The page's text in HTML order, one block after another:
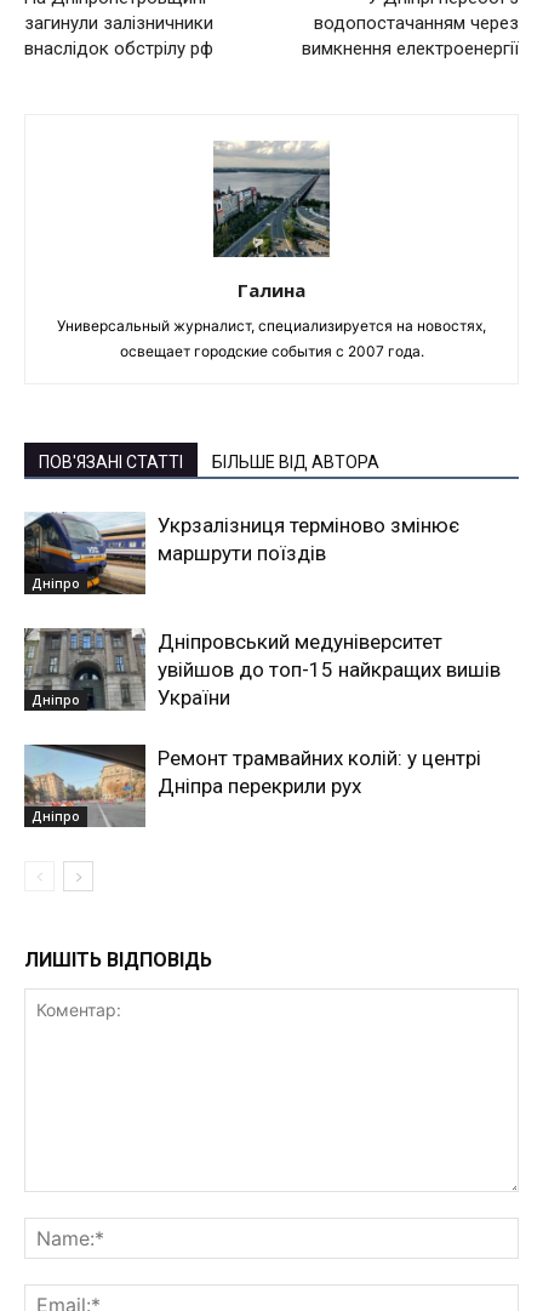
загинули залізничники
внаслідок обстрілу рф
водопостачанням через
вимкнення електроенергії
Галина
Универсальный журналист, специализируется на новостях,
освещает городские события с 2007 года.
ПОВ'ЯЗАНІ СТАТТІ БІЛЬШЕ ВІД АВТОРА
Дніпро
Укрзалізниця терміново змінює
маршрути поїздів
Дніпро
Дніпровський медуніверситет
увійшов до топ-15 найкращих вишів
України
Дніпро
Ремонт трамвайних колій: у центрі
Дніпра перекрили рух
ЛИШІТЬ ВІДПОВІДЬ